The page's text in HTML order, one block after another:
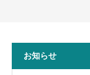
お知らせ